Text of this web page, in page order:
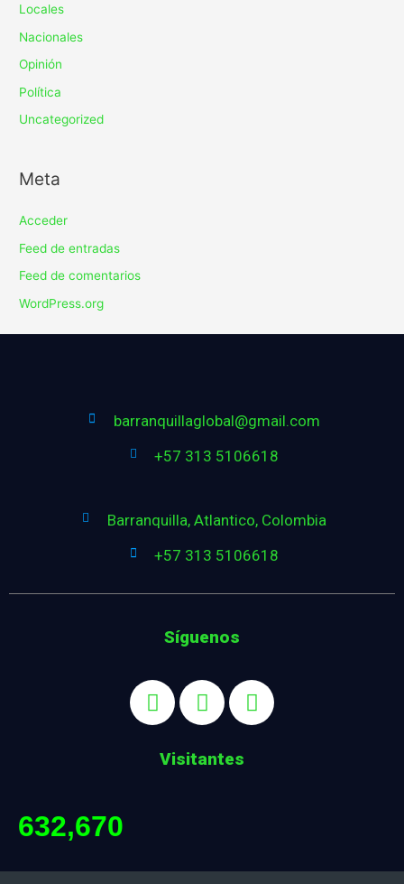
Locales
Nacionales
Opinión
Política
Uncategorized
Meta
Acceder
Feed de entradas
Feed de comentarios
WordPress.org
barranquillaglobal@gmail.com
+57 313 5106618
Barranquilla, Atlantico, Colombia
+57 313 5106618
Síguenos
Visitantes
632,670